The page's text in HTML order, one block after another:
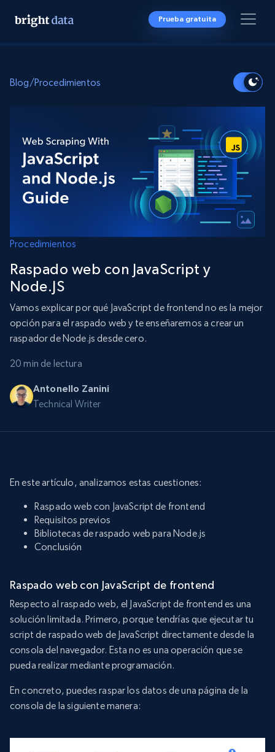
Prueba gratuita
Blog/Procedimientos
Procedimientos
Raspado web con JavaScript y
Node.JS
Vamos explicar por qué JavaScript de frontend no es la mejor
opción para el raspado web y te enseñaremos a crear un
raspador de Node.js desde cero.
20 min de lectura
Antonello Zanini
Technical Writer
En este artículo, analizamos estas cuestiones:
Raspado web con JavaScript de frontend
Requisitos previos
Bibliotecas de raspado web para Node.js
Conclusión
Raspado web con JavaScript de frontend
Respecto al raspado web, el JavaScript de frontend es una
solución limitada. Primero, porque tendrías que ejecutar tu
script de raspado web de JavaScript directamente desde la
consola del navegador. Esta no es una operación que se
pueda realizar mediante programación.
En concreto, puedes raspar los datos de una página de la
consola de la siguiente manera: